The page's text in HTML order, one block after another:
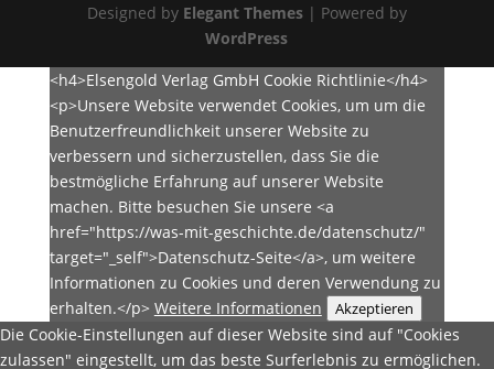
Designed by Elegant Themes| Powered by
WordPress
<h4>Elsengold Verlag GmbH Cookie Richtlinie</h4>
<p>Unsere Website verwendet Cookies, um um die
Benutzerfreundlichkeit unserer Website zu
verbessern und sicherzustellen, dass Sie die
bestmögliche Erfahrung auf unserer Website
machen. Bitte besuchen Sie unsere <a
href="https://was-mit-geschichte.de/datenschutz/"
target="_self">Datenschutz-Seite</a>, um weitere
Informationen zu Cookies und deren Verwendung zu
erhalten.</p> Weitere Informationen Akzeptieren
Die Cookie-Einstellungen auf dieser Website sind auf "Cookies
zulassen" eingestellt, um das beste Surferlebnis zu ermöglichen.